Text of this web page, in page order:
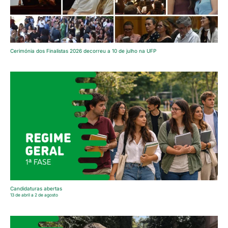
Cerimónia dos Finalistas 2026 decorreu a 10 de julho na UFP
Candidaturas abertas
13 de abril a 2 de agosto